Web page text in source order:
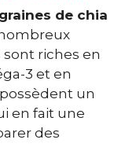
graines de chia
sont riches en
3 et en
un
en fait une
des